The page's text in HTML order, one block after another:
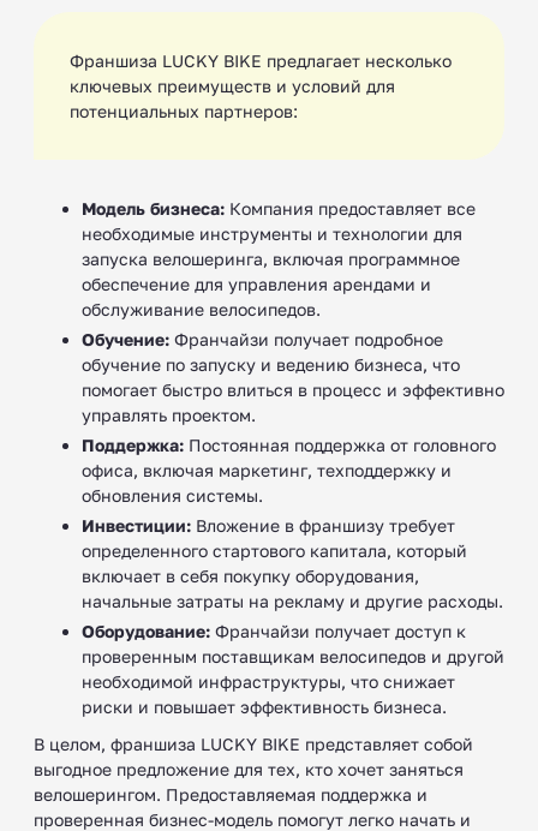
Франшиза LUCKY BIKE предлагает несколько
ключевых преимуществ и условий для
потенциальных партнеров:
Модель бизнеса: Компания предоставляет все
необходимые инструменты и технологии для
запуска велошеринга, включая программное
обеспечение для управления арендами и
обслуживание велосипедов.
Обучение: Франчайзи получает подробное
обучение по запуску и ведению бизнеса, что
помогает быстро влиться в процесс и эффективно
управлять проектом.
Поддержка: Постоянная поддержка от головного
офиса, включая маркетинг, техподдержку и
обновления системы.
Инвестиции: Вложение в франшизу требует
определенного стартового капитала, который
включает в себя покупку оборудования,
начальные затраты на рекламу и другие расходы.
Оборудование: Франчайзи получает доступ к
проверенным поставщикам велосипедов и другой
необходимой инфраструктуры, что снижает
риски и повышает эффективность бизнеса.
В целом, франшиза LUCKY BIKE представляет собой
выгодное предложение для тех, кто хочет заняться
велошерингом. Предоставляемая поддержка и
проверенная бизнес-модель помогут легко начать и